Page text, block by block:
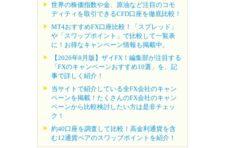
世界の株価指数や金、原油など注目のコモ
ディティを取引できるCFD口座を徹底比較！
MT4おすすめFX口座比較！「スプレッド」
や「スワップポイント」で比較して一覧表
に！お得なキャンペーン情報も掲載中。
【2026年8月版】ザイFX！編集部が注目する
「FXのキャンペーンおすすめ10選」を、記
事で詳しく紹介！
当サイトで紹介している全FX会社のキャン
ペーンを掲載！たくさんのFX会社のキャン
ペーンから比較検討したい方は是非チェッ
ク！
約40口座を調査して比較！高金利通貨を含
む12通貨ペアのスワップポイントを紹介！